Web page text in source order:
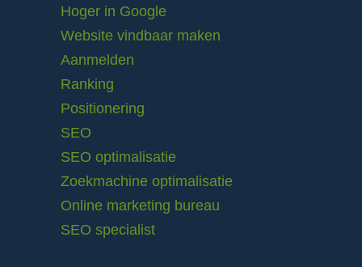
Hoger in Google
Website vindbaar maken
Aanmelden
Ranking
Positionering
SEO
SEO optimalisatie
Zoekmachine optimalisatie
Online marketing bureau
SEO specialist